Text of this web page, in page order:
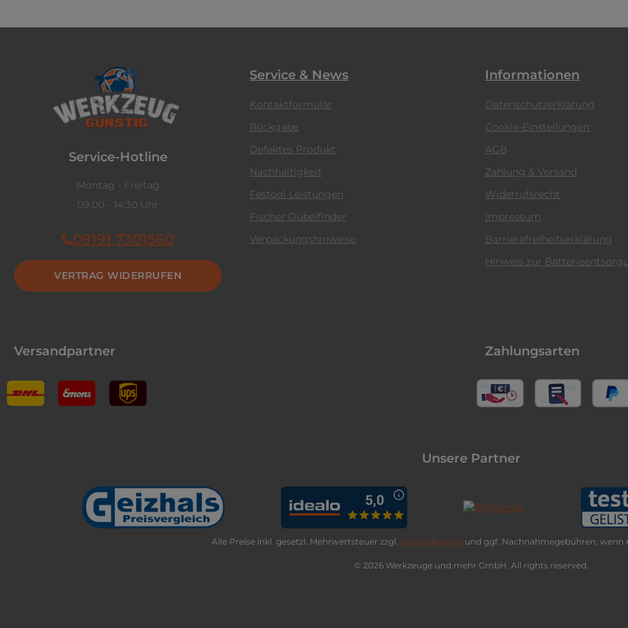
Service-Hotline
Montag - Freitag
09:00 - 14:30 Uhr
09191 7301560
VERTRAG WIDERRUFEN
Service & News
Kontaktformular
Rückgabe
Defektes Produkt
Nachhaltigkeit
Festool Leistungen
Fischer Dübelfinder
Verpackungshinweise
Informationen
Datenschutzerklärung
Cookie-Einstellungen
AGB
Zahlung & Versand
Widerrufsrecht
Impressum
Barrierefreiheitserklärung
Hinweis zur
Versandpartner Zahlungsarten
Unsere Partner
Alle Preise inkl. gesetzl. Mehrwertsteuer zzgl. Versandkosten und ggf. Nachnahmegebühren, wenn
© 2026 Werkzeuge und mehr GmbH. All rights reserved.